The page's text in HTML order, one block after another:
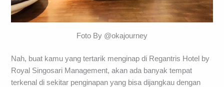
Foto By @okajourney
Nah, buat kamu yang tertarik menginap di Regantris Hotel by
Royal Singosari Management, akan ada banyak tempat
terkenal di sekitar penginapan yang bisa dijangkau dengan